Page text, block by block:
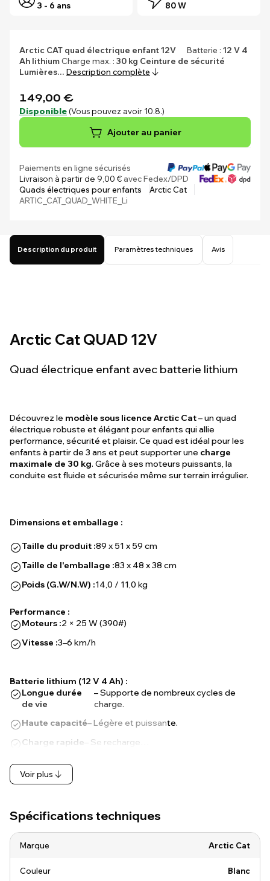
3 - 6 ans
80 W
Arctic CAT quad électrique enfant 12V Batterie : 12 V 4
Ah lithiumCharge max. : 30 kg Ceinture de sécurité
Lumières… Description complète
149,00 €
Disponible (Vous pouvez avoir 10.8.)
Ajouter au panier
Paiements en ligne sécurisés
Livraison à partir de 9,00 €avec Fedex/DPD
Quads électriques pour enfants
Arctic Cat
ARTIC_CAT_QUAD_WHITE_Li
Description du produit Paramètres techniques Avis
Arctic Cat QUAD 12V
Quad électrique enfant avec batterie lithium
Découvrez le modèle sous licence Arctic Cat– un quad
électrique robuste et élégant pour enfants qui allie
performance, sécurité et plaisir. Ce quad est idéal pour les
enfants à partir de 3 ans et peut supporter une charge
maximale de 30 kg. Grâce à ses moteurs puissants, la
conduite est fluide et sécurisée même sur terrain irrégulier.
Dimensions et emballage :
Taille du produit :89 x 51 x 59 cm
Taille de l'emballage :83 x 48 x 38 cm
Poids (G.W/N.W) :14,0 / 11,0 kg
Performance :
Moteurs :2 × 25 W (390#)
Vitesse :3–6 km/h
Batterie lithium (12 V 4 Ah) :
Longue durée
de vie
– Supporte de nombreux cycles de
charge.
Haute capacité– Légère et puissante.
Charge rapide – Se recharge…
Voir plus
Spécifications techniques
Marque Arctic Cat
Couleur Blanc